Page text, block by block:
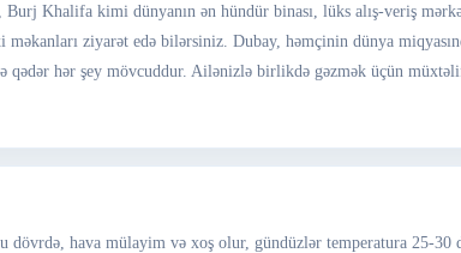
Khalifa kimi dünyanın ən hündür binası, lüks alış-veriş
ziyarət edə bilərsiniz. Dubay, həmçinin dünya
hər şey mövcuddur. Ailənizlə birlikdə gəzmək üçün
dövrdə, hava mülayim və xoş olur, gündüzlər temperatura 25-30